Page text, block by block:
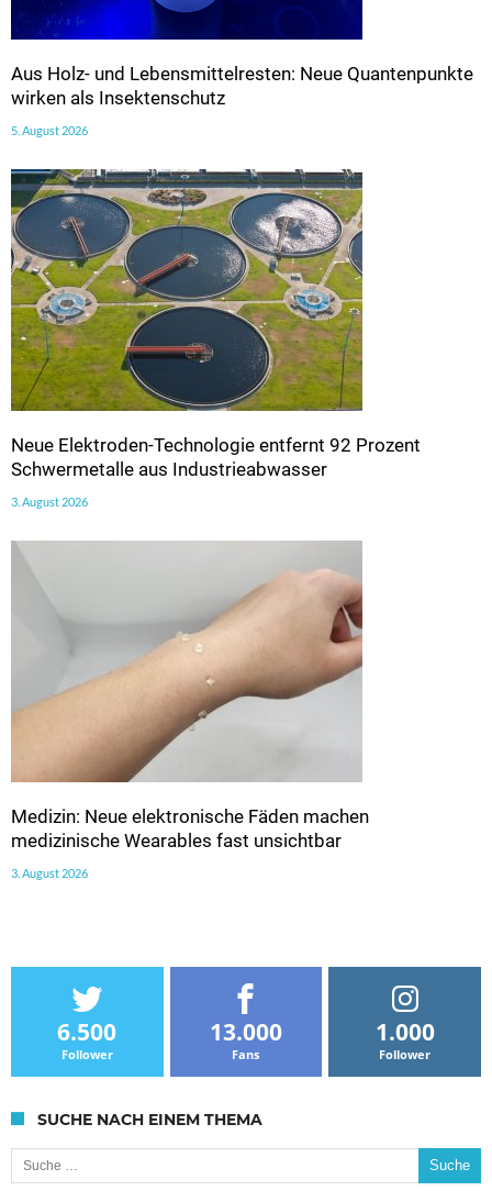
Aus Holz- und Lebensmittelresten: Neue Quantenpunkte
wirken als Insektenschutz
5. August 2026
Neue Elektroden-Technologie entfernt 92 Prozent
Schwermetalle aus Industrieabwasser
3. August 2026
Medizin: Neue elektronische Fäden machen
medizinische Wearables fast unsichtbar
3. August 2026
6.500
Follower
13.000
Fans
1.000
Follower
SUCHE NACH EINEM THEMA
Suche nach: